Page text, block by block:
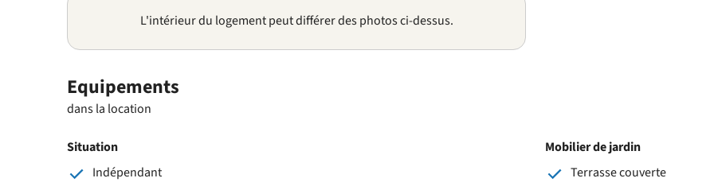
L'intérieur du logement peut différer des photos ci-dessus.
Equipements
dans la location
Situation
Indépendant
Mobilier de jardin
Terrasse couverte